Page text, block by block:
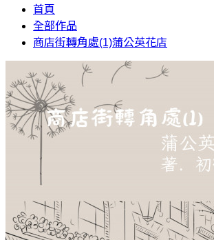
首頁
全部作品
商店街轉角處(1)蒲公英花店